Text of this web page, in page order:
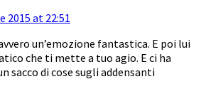
2015 at 22:51
un’emozione fantastica. E poi lui
che ti mette a tuo agio. E ci ha
sacco di cose sugli addensanti